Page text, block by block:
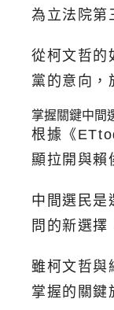
為立法院第
從柯文哲的
黨的意向，
掌握關鍵中間
根據《
顯拉開與賴
中間選民是
問的新選
雖柯文哲與
掌握的關鍵